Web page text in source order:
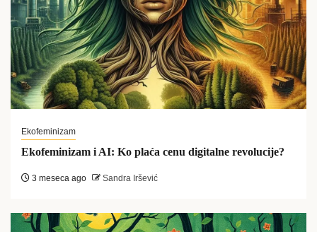
Ekofeminizam
Ekofeminizam i AI: Ko plaća cenu digitalne revolucije?
3 meseca ago Sandra Iršević